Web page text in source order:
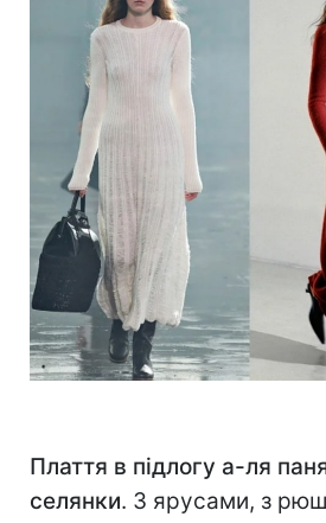
Плаття в підлогу а-ля
селянки. З ярусами, з